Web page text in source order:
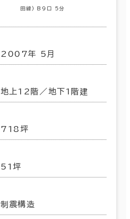
田線) B9口 5分
2007年 5月
地上12階／地下1階建
718坪
51坪
制震構造